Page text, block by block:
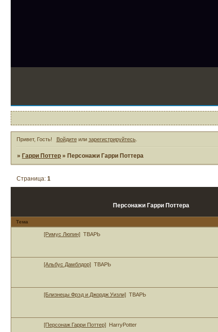
Привет, Гость! Войдитеили зарегистрируйтесь.
» Гарри Поттер » Персонажи Гарри Поттера
Персонажи Гарри Поттера
Страница:1
Тема
[Римус Люпин] ТВАРЬ
[Альбус Дамблдор] ТВАРЬ
[Близнецы Фрэд и Джордж Уизли] ТВАРЬ
[Персонаж Гарри Поттер] HarryPotter